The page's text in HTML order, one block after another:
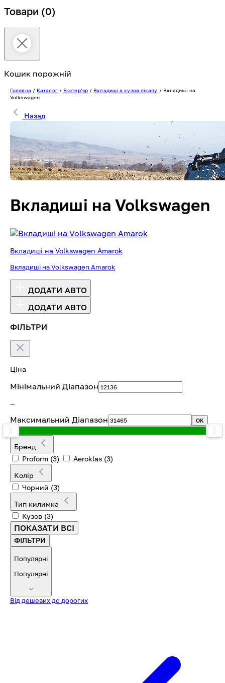
Товари (0)
Кошик порожній
Головна / Каталог/ Екстерʼєр/ Вкладиші в кузов пікапу / Вкладиші на
Volkswagen
Назад
Вкладиші на Volkswagen
Вкладиші на Volkswagen Amarok
Вкладиші на Volkswagen Amarok
ДОДАТИ АВТО
ДОДАТИ АВТО
ФІЛЬТРИ
Ціна
Мінімальний Діапазон
—
Максимальний Діапазон OK
Бренд
Proform (3) Aeroklas (3)
Колір
Чорний (3)
Тип килимка
Кузов (3)
ПОКАЗАТИ ВСІ
ФІЛЬТРИ
Популярні
Популярні
Від дешевих до дорогих